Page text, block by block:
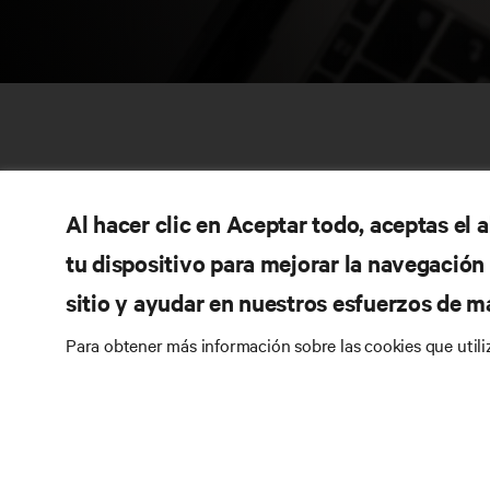
Al hacer clic en Aceptar todo, aceptas el
tu dispositivo para mejorar la
sitio y ayudar en nuestros esfuerzos de
Para obtener más información sobre las cookies que